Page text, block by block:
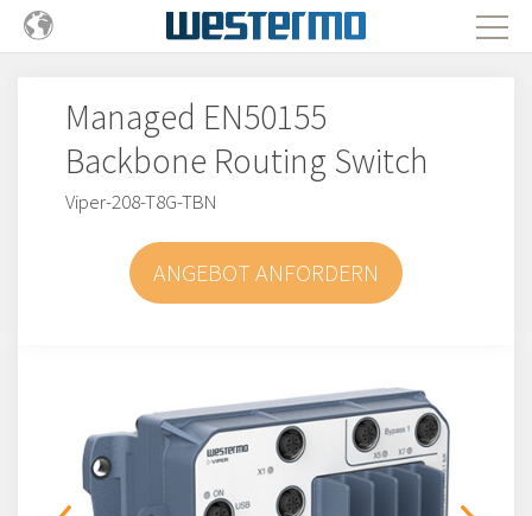
Managed EN50155
Backbone Routing Switch
Viper-208-T8G-TBN
ANGEBOT ANFORDERN